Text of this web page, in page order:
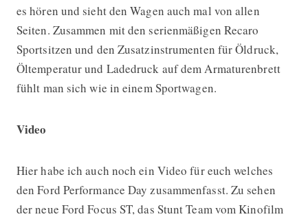
es hören und sieht den Wagen auch mal von allen
Seiten. Zusammen mit den serienmäßigen Recaro
Sportsitzen und den Zusatzinstrumenten für Öldruck,
Öltemperatur und Ladedruck auf dem Armaturenbrett
fühlt man sich wie in einem Sportwagen.
Video
Hier habe ich auch noch ein Video für euch welches
den Ford Performance Day zusammenfasst. Zu sehen
der neue Ford Focus ST, das Stunt Team vom Kinofilm